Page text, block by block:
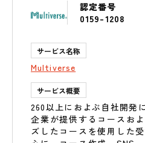
認定番号
0159-1208
サービス名称
Multiverse
サービス概要
260以上におよぶ自社開発
企業が提供するコースお
ズしたコースを使用した